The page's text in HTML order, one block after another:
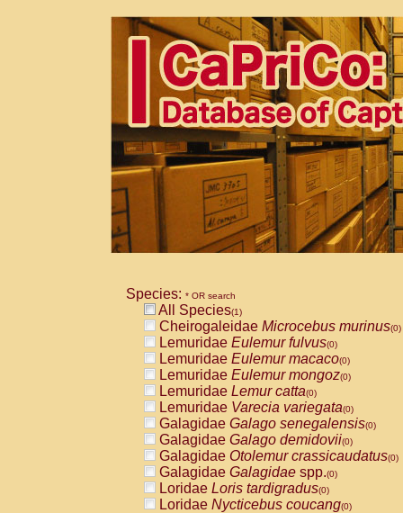
Species: * OR search
All Species(1)
Cheirogaleidae Microcebus murinus(0)
Lemuridae Eulemur fulvus(0)
Lemuridae Eulemur macaco(0)
Lemuridae Eulemur mongoz(0)
Lemuridae Lemur catta(0)
Lemuridae Varecia variegata(0)
Galagidae Galago senegalensis(0)
Galagidae Galago demidovii(0)
Galagidae Otolemur crassicaudatus(0)
Galagidae Galagidae spp.(0)
Loridae Loris tardigradus(0)
Loridae Nycticebus coucang(0)